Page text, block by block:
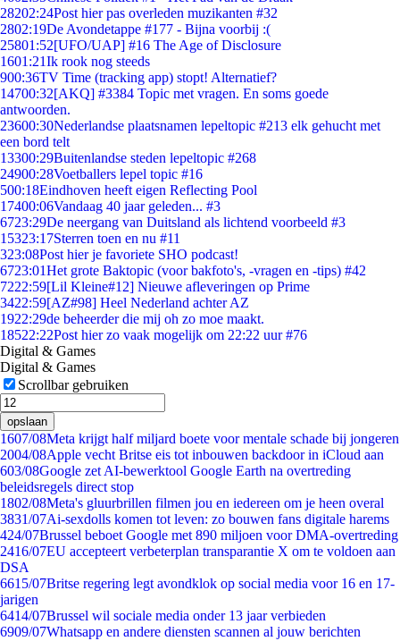
28202:24Post hier pas overleden muzikanten #32
2802:19De Avondetappe #177 - Bijna voorbij :(
25801:52[UFO/UAP] #16 The Age of Disclosure
1601:21Ik rook nog steeds
900:36TV Time (tracking app) stopt! Alternatief?
14700:32[AKQ] #3384 Topic met vragen. En soms goede
antwoorden.
23600:30Nederlandse plaatsnamen lepeltopic #213 elk gehucht met
een bord telt
13300:29Buitenlandse steden lepeltopic #268
24900:28Voetballers lepel topic #16
500:18Eindhoven heeft eigen Reflecting Pool
17400:06Vandaag 40 jaar geleden... #3
6723:29De neergang van Duitsland als lichtend voorbeeld #3
15323:17Sterren toen en nu #11
323:08Post hier je favoriete SHO podcast!
6723:01Het grote Baktopic (voor bakfoto's, -vragen en -tips) #42
7222:59[Lil Kleine#12] Nieuwe afleveringen op Prime
3422:59[AZ#98] Heel Nederland achter AZ
1922:29de beheerder die mij oh zo moe maakt.
18522:22Post hier zo vaak mogelijk om 22:22 uur #76
Digital & Games
Digital & Games
Scrollbar gebruiken
opslaan
1607/08Meta krijgt half miljard boete voor mentale schade bij jongeren
2004/08Apple vecht Britse eis tot inbouwen backdoor in iCloud aan
603/08Google zet AI-bewerktool Google Earth na overtreding
beleidsregels direct stop
1802/08Meta's gluurbrillen filmen jou en iedereen om je heen overal
3831/07Ai-sexdolls komen tot leven: zo bouwen fans digitale harems
424/07Brussel beboet Google met 890 miljoen voor DMA-overtreding
2416/07EU accepteert verbeterplan transparantie X om te voldoen aan
DSA
6615/07Britse regering legt avondklok op social media voor 16 en 17-
jarigen
6414/07Brussel wil sociale media onder 13 jaar verbieden
6909/07Whatsapp en andere diensten scannen al jouw berichten